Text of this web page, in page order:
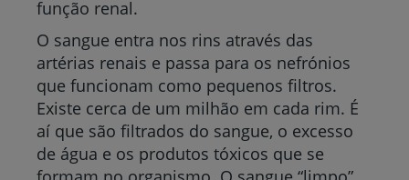
função renal.
O sangue entra nos rins através das
artérias renais e passa para os nefrónios
que funcionam como pequenos filtros.
Existe cerca de um milhão em cada rim. É
aí que são filtrados do sangue, o excesso
de água e os produtos tóxicos que se